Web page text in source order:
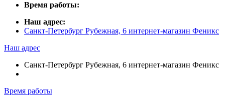
Время работы:
Наш адрес:
Санкт-Петербург Рубежная, 6 интернет-магазин Феникс
Наш адрес
Санкт-Петербург Рубежная, 6 интернет-магазин Феникс
Время работы